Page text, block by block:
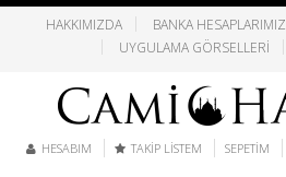
HAKKIMIZDA BANKA HESAPLARIMIZ
UYGULAMA GÖRSELLERI
HESABIM TAKIP LISTEM SEPETIM